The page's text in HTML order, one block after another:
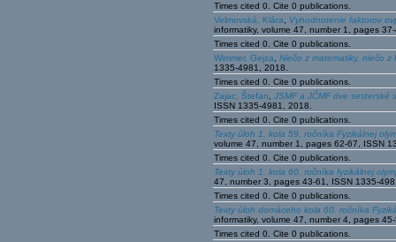
Times cited 0. Cite 0 publications.
Velmovská, Klára
Vyhodnotenie faktorov
informatiky, volume 47, number 1, pages
Times cited 0. Cite 0 publications.
Wimmer, Gejza
Niečo z matematiky, niečo z
1335-4981, 2018.
Times cited 0. Cite 0 publications.
Zajac, Štefan
JSMF a JČMF dve sesterské
ISSN 1335-4981, 2018.
Times cited 0. Cite 0 publications.
Texty úloh 1. kola 59. ročníka Fyzikálnej
volume 47, number 1, pages 62-67, ISSN
Times cited 0. Cite 0 publications.
Texty úloh 1. kola 60. ročníka fyzikálnej
47, number 3, pages 43-61, ISSN 1335-
Times cited 0. Cite 0 publications.
Texty úloh domáceho kola 60. ročníka
informatiky, volume 47, number 4, pages
Times cited 0. Cite 0 publications.